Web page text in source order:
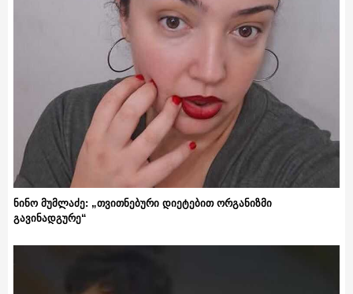
ნინო მუმლაძე: „თვითნებური დიეტებით ორგანიზმი
გავინადგურე“